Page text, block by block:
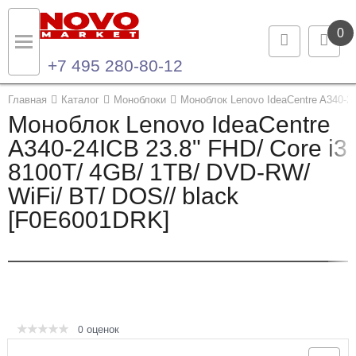
0
+7 495 280-80-12
Главная Каталог Моноблоки Моноблок Lenovo IdeaCentre A340-
Моноблок Lenovo IdeaCentre
A340-24ICB 23.8" FHD/ Core i3
8100T/ 4GB/ 1TB/ DVD-RW/
WiFi/ BT/ DOS// black
[F0E6001DRK]
0 оценок
Назад
Каталог продукции
Ноутбуки и ультрабуки
Компьютеры
Назад
Контакты
Контактная информация